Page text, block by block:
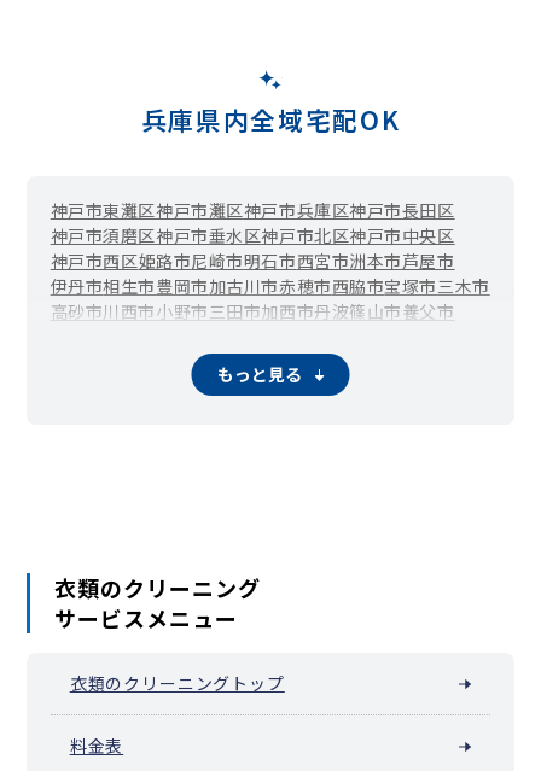
兵庫県内全域宅配OK
神戸市東灘区神戸市灘区神戸市兵庫区神戸市長田区
神戸市須磨区神戸市垂水区神戸市北区神戸市中央区
神戸市西区姫路市尼崎市明石市西宮市洲本市芦屋市
伊丹市相生市豊岡市加古川市赤穂市西脇市宝塚市三木市
高砂市川西市小野市 三田市加西市丹波篠山市養父市
稲美町播磨町市川町福崎町
新温泉町
もっと見る
衣類のクリーニング
サービスメニュー
衣類のクリーニングトップ
料金表